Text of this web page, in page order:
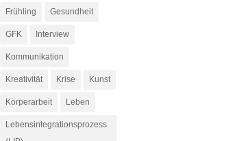
Frühling Gesundheit
GFK Interview
Kommunikation
Kreativität Krise Kunst
Körperarbeit Leben
Lebensintegrationsprozess